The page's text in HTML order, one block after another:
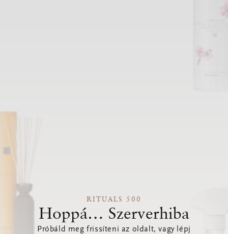
RITUALS 500
Hoppá… Szerverhiba
Próbáld meg frissíteni az oldalt, vagy lépj